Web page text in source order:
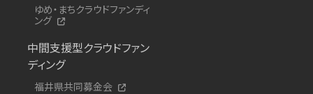
ゆめ・まちクラウドファンディ
ング
中間支援型クラウドファン
ディング
福井県共同募金会